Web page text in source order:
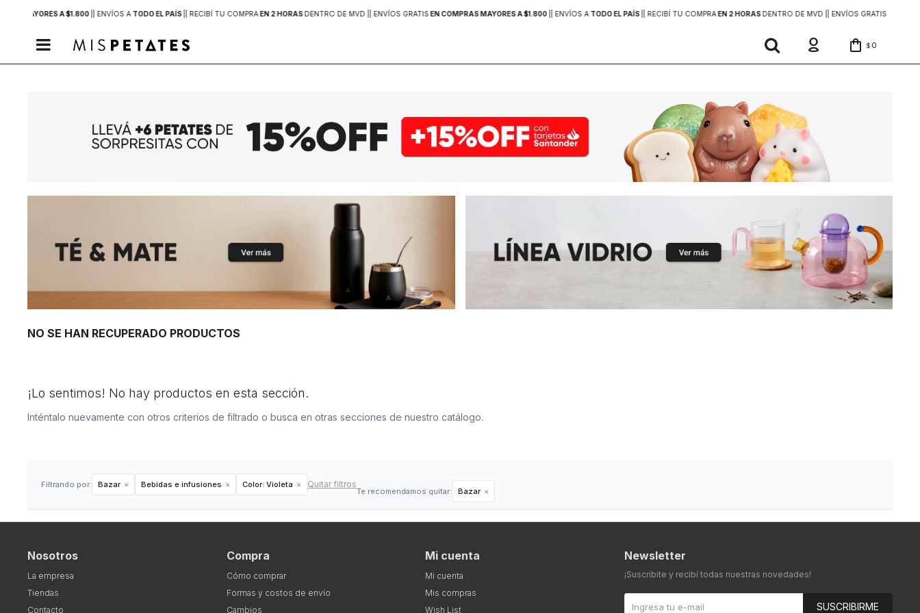
MAYORES A $1.800 | ENVÍOS A TODO EL PAÍS | RECIBÍ TU COMPRAEN 2 HORASDENTRO DE MVD | | ENVÍOS GRATISEN COMPRAS MAYORES A $1.800 | ENVÍOS A TODO EL PAÍS | RECIBÍ TU COMPRAEN 2 HORASDENTRO DE MVD | | ENVÍOS GRATIS
 $ 0
NO SE HAN RECUPERADO PRODUCTOS
¡Lo sentimos! No hay productos en esta sección.
Inténtalo nuevamente con otros criterios de filtrado o busca en otras secciones de nuestro catálogo.
Filtrando por: Bazar Bebidas e infusiones Color: Violeta Quitar filtros
Te recomendamos quitar: Bazar
Nosotros
La empresa
Tiendas
Contacto
Compra
Cómo comprar
Formas y costos de envío
Cambios
Mi cuenta
Mi cuenta
Mis compras
Wish List
Newsletter
¡Suscribite y recibí todas nuestras novedades!
SUSCRIBIRME